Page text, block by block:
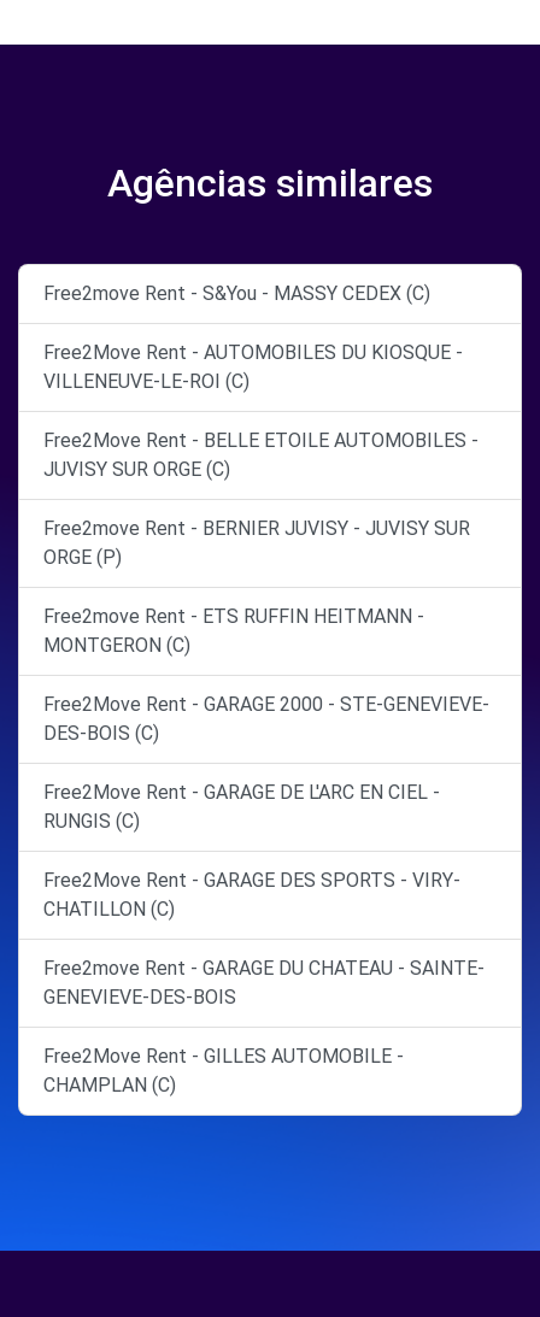
Agências similares
Free2move Rent - S&You - MASSY CEDEX (C)
Free2Move Rent - AUTOMOBILES DU KIOSQUE -
VILLENEUVE-LE-ROI (C)
Free2Move Rent - BELLE ETOILE AUTOMOBILES -
JUVISY SUR ORGE (C)
Free2move Rent - BERNIER JUVISY - JUVISY SUR
ORGE (P)
Free2move Rent - ETS RUFFIN HEITMANN -
MONTGERON (C)
Free2Move Rent - GARAGE 2000 - STE-GENEVIEVE-
DES-BOIS (C)
Free2Move Rent - GARAGE DE L'ARC EN CIEL -
RUNGIS (C)
Free2Move Rent - GARAGE DES SPORTS - VIRY-
CHATILLON (C)
Free2move Rent - GARAGE DU CHATEAU - SAINTE-
GENEVIEVE-DES-BOIS
Free2Move Rent - GILLES AUTOMOBILE -
CHAMPLAN (C)